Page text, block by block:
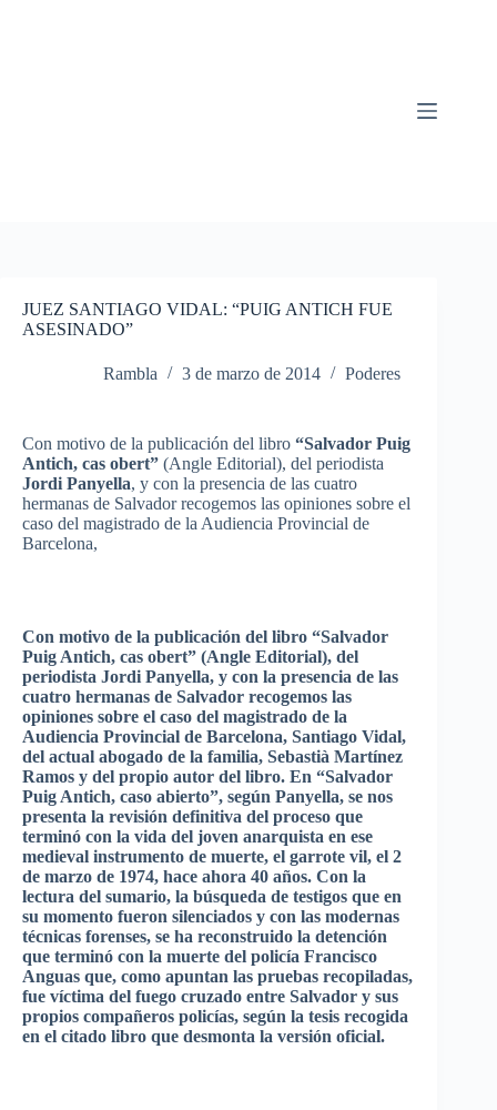
JUEZ SANTIAGO VIDAL: “PUIG ANTICH FUE
ASESINADO”
Rambla 3 de marzo de 2014 Poderes
Con motivo de la publicación del libro “Salvador Puig
Antich, cas obert” (Angle Editorial), del periodista
Jordi Panyella, y con la presencia de las cuatro
hermanas de Salvadorrecogemos las opiniones sobre el
caso del magistrado de la Audiencia Provincial de
Barcelona,
Con motivo de la publicación del libro “Salvador
Puig Antich, cas obert” (Angle Editorial), del
periodista Jordi Panyella, y con la presencia de las
cuatro hermanas de Salvador recogemos las
opiniones sobre el caso del magistrado de la
Audiencia Provincial de Barcelona, Santiago Vidal,
del actual abogado de la familia, Sebastià Martínez
Ramos y del propio autor del libro. En “Salvador
Puig Antich, caso abierto”, según Panyella, se nos
presenta la revisión definitiva del proceso que
terminó con la vida del joven anarquista en ese
medieval instrumento de muerte, el garrote vil, el 2
de marzo de 1974, hace ahora 40 años. Con la
lectura del sumario, la búsqueda de testigos que en
su momento fueron silenciados y con las modernas
técnicas forenses, se ha reconstruido la detención
que terminó con la muerte del policía Francisco
Anguas que, como apuntan las pruebas recopiladas,
fue víctima del fuego cruzado entre Salvador y sus
propios compañeros policías, según la tesis recogida
en el citado libro que desmonta la versión oficial.